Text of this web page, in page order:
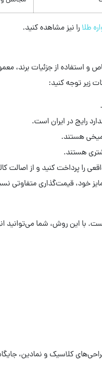
طلا را نیز مشاهده کنید.
استفاده از جزئیات برند،
زیر توجه کنید:
میخی هستند.
هستند.
را پرداخت کنید و از اصالت
خود، قیمت‌گذاری متفاوتی
با این روش، شما می‌توانید
کلاسیک و نمادین،